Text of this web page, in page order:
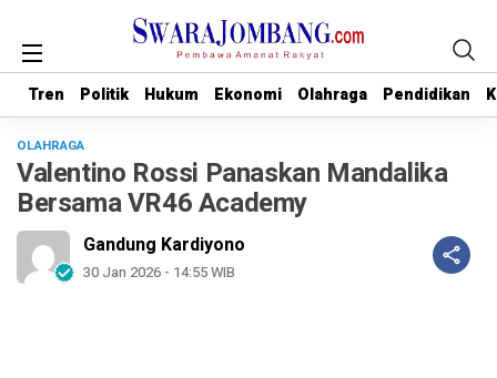
Tren Politik Hukum Ekonomi Olahraga Pendidikan
Tren Politik Hukum Ekonomi Olahraga Pendidikan
OLAHRAGA
Valentino Rossi Panaskan Mandalika
Bersama VR46 Academy
Gandung Kardiyono
30 Jan 2026 - 14:55 WIB